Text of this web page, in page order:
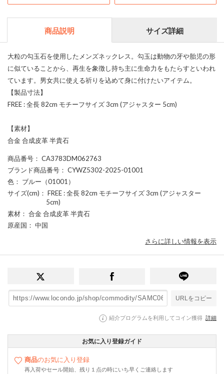
商品説明 サイズ詳細
大粒の勾玉石を使用したメンズネックレス。勾玉は動物の牙や胎児の形
に似ていることから、再生を象徴し持ち主に生命力をもたらすといわれ
ています。男女共に使える祈りを込めて身に付けたいアイテム。
【製品寸法】
FREE : 全長 82cm モチーフサイズ 3cm (アジャスター 5cm)
【素材】
合金 合成皮革 半貴石
商品番号 ： CA3783DM062763
ブランド商品番号 ： CYWZ5302-2025-01001
色 ： ブルー（01001）
サイズ(cm) ： FREE : 全長 82cm モチーフサイズ 3cm (アジャスター
5cm)
素材 ： 合金 合成皮革 半貴石
原産国 ： 中国
さらに詳しい情報を表示
URLをコピー
紹介プログラムを利用してコイン獲得 詳細
お気に入り登録ガイド
商品のお気に入り登録
再入荷やセール開始、残り１点の時にいち早くご連絡します